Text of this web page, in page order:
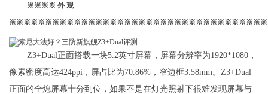
※※※※ 外 观
Z3+Dual正面搭载一块5.2英寸屏幕，屏幕分辨率为1920*1080，
像素密度高达424ppi，屏占比为70.86%，窄边框3.58mm。Z3+Dual
正面的全熄屏幕十分到位，如果不是在灯光照射下很难发现屏幕与